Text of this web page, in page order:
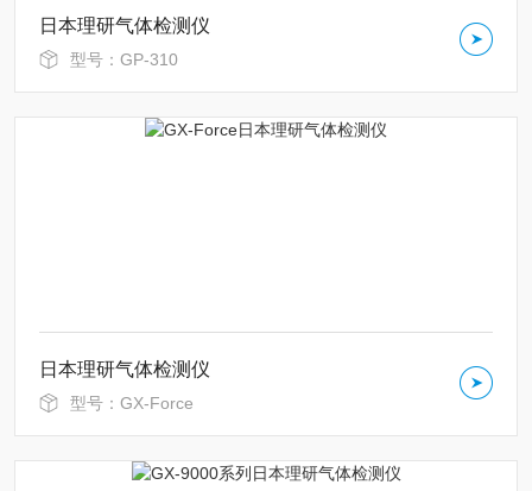
日本理研气体检测仪
型号：GP-310
日本理研气体检测仪
型号：GX-Force